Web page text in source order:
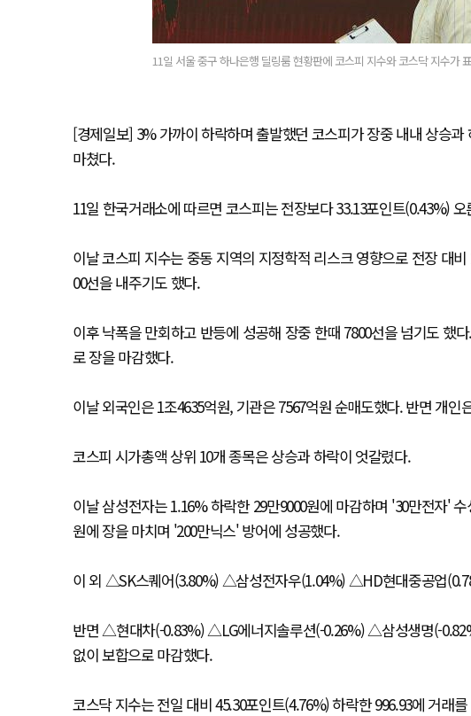
11일 서울 중구 하나은행 딜링룸 현황판에 코스피 지수와 코스닥 지수가
[경제일보] 3% 가까이 하락하며 출발했던 코스피가 장중 내내 상승
마쳤다.
11일 한국거래소에 따르면 코스피는 전장보다 33.13포인트(0.43%)
이날 코스피 지수는 중동 지역의 지정학적 리스크 영향으로 전장 대
00선을 내주기도 했다.
이후 낙폭을 만회하고 반등에 성공해 장중 한때 7800선을 넘기도 했
로 장을 마감했다.
이날 외국인은 1조4635억원, 기관은 7567억원 순매도했다. 반면 개
코스피 시가총액 상위 10개 종목은 상승과 하락이 엇갈렸다.
이날 삼성전자는 1.16% 하락한 29만9000원에 마감하며 '30만전자'
원에 장을 마치며 '200만닉스' 방어에 성공했다.
이 외 △SK스퀘어(3.80%) △삼성전자우(1.04%) △HD현대중공업
반면 △현대차(-0.83%) △LG에너지솔루션(-0.26%) △삼성생명(-
없이 보합으로 마감했다.
코스닥 지수는 전일 대비 45.30포인트(4.76%) 하락한 996.93에 거래